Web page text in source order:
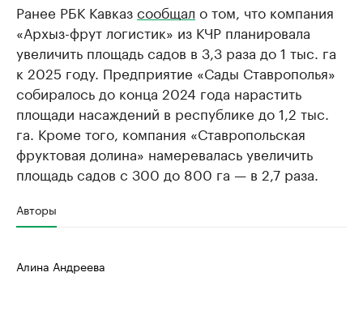
Ранее РБК Кавказсообщал о том, что компания
«Архыз-фрут логистик» из КЧР планировала
увеличить площадь садов в 3,3 раза до 1 тыс. га
к 2025 году. Предприятие «Сады Ставрополья»
собиралось до конца 2024 года нарастить
площади насаждений в республике до 1,2 тыс.
га. Кроме того, компания «Ставропольская
фруктовая долина» намеревалась увеличить
площадь садов с 300 до 800 га — в 2,7 раза.
Авторы
Алина Андреева